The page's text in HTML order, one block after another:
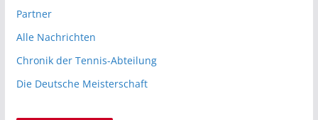
Partner
Alle Nachrichten
Chronik der Tennis-Abteilung
Die Deutsche Meisterschaft